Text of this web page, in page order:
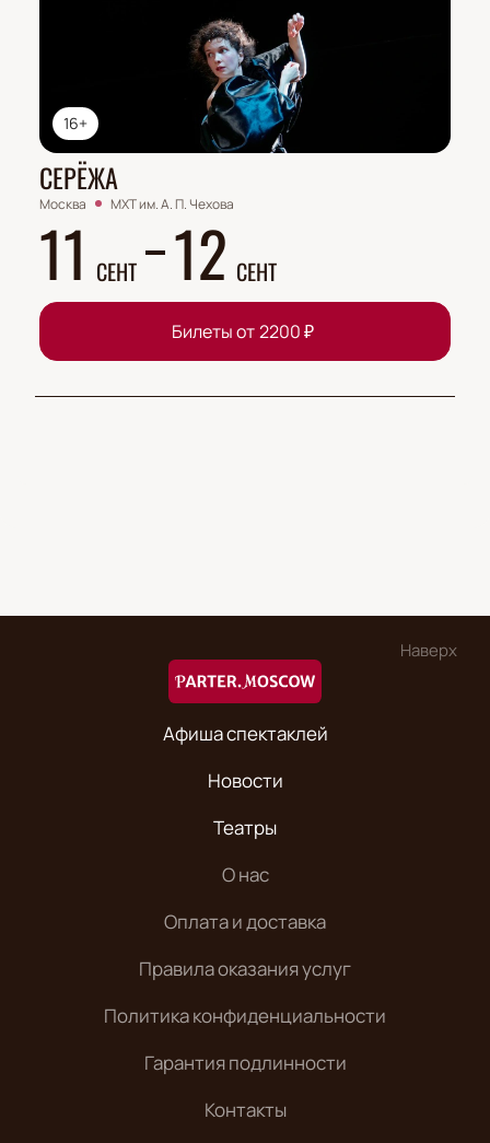
16+
СЕРЁЖА
Москва МХТ им. А. П. Чехова
11 СЕНТ 12 СЕНТ
Билеты от2200₽
Наверх
Афиша спектаклей
Новости
Театры
О нас
Оплата и доставка
Правила оказания услуг
Политика конфиденциальности
Гарантия подлинности
Контакты